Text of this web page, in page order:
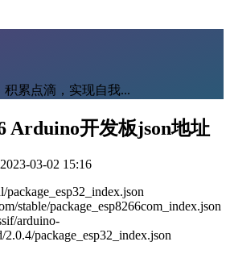
累点滴，实现自我...
Arduino开发板json地址
2023-03-02 15:16
package_esp32_index.json
stable/package_esp8266com_index.json
arduino-
2.0.4/package_esp32_index.json